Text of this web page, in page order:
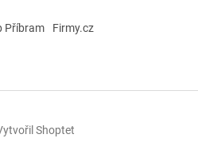
Příbram Firmy.cz
Shoptet